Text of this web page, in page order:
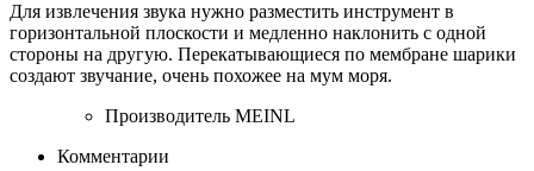
Для извлечения звука нужно разместить инструмент в
горизонтальной плоскости и медленно наклонить с одной
стороны на другую. Перекатывающиеся по мембране шарики
создают звучание, очень похожее на мум моря.
Производитель MEINL
Комментарии